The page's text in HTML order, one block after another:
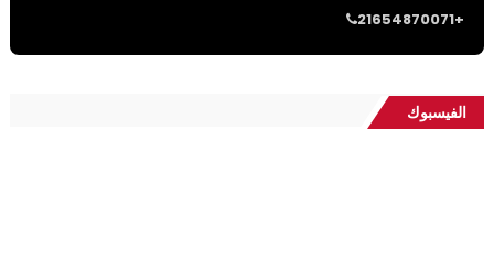
21654870071+
الفيسبوك